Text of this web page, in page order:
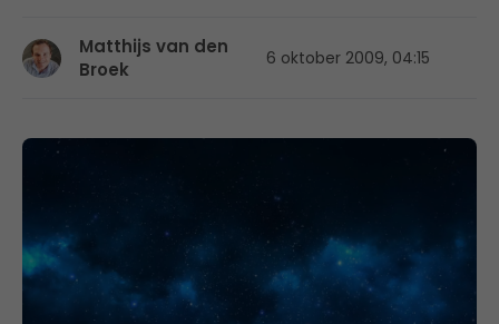
Matthijs van den
Broek
6 oktober 2009, 04:15